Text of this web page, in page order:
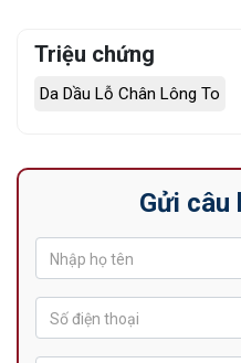
Triệu chứng
Da Dầu Lỗ Chân Lông To
Gửi câu